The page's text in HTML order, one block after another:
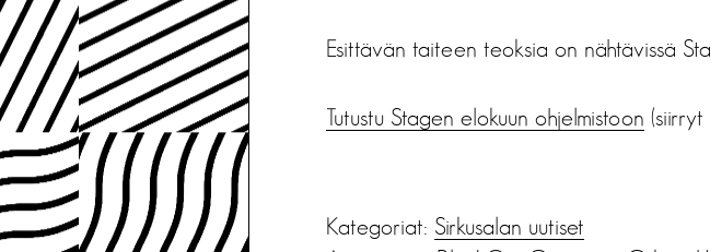
Esittävän taiteen teoksia on nähtävissä
Tutustu Stagen elokuun ohjelmistoon (siirryt
Kategoriat: Sirkusalan uutiset